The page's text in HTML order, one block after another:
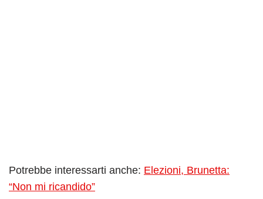
Potrebbe interessarti anche: Elezioni, Brunetta:
“Non mi ricandido”